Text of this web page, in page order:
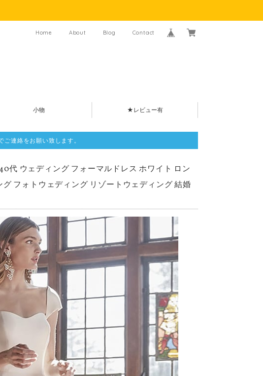
Home About Blog Contact
小物 ★レビュー有
連絡をお願い致します。
代 ウェディング フォーマルドレス ホワイト ロン
フォトウェディング リゾートウェディング 結婚